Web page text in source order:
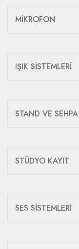
MİKROFON
IŞIK SİSTEMLERİ
STAND VE SEHPA
STÜDYO KAYIT
SES SİSTEMLERİ